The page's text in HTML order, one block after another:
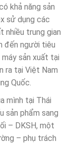
khả năng sản
sử dụng các
nhiều trung gian
đến người tiêu
sản xuất tại
ra tại Việt Nam
Quốc.
mình tại Thái
sản phẩm sang
– DKSH, một
– phụ trách